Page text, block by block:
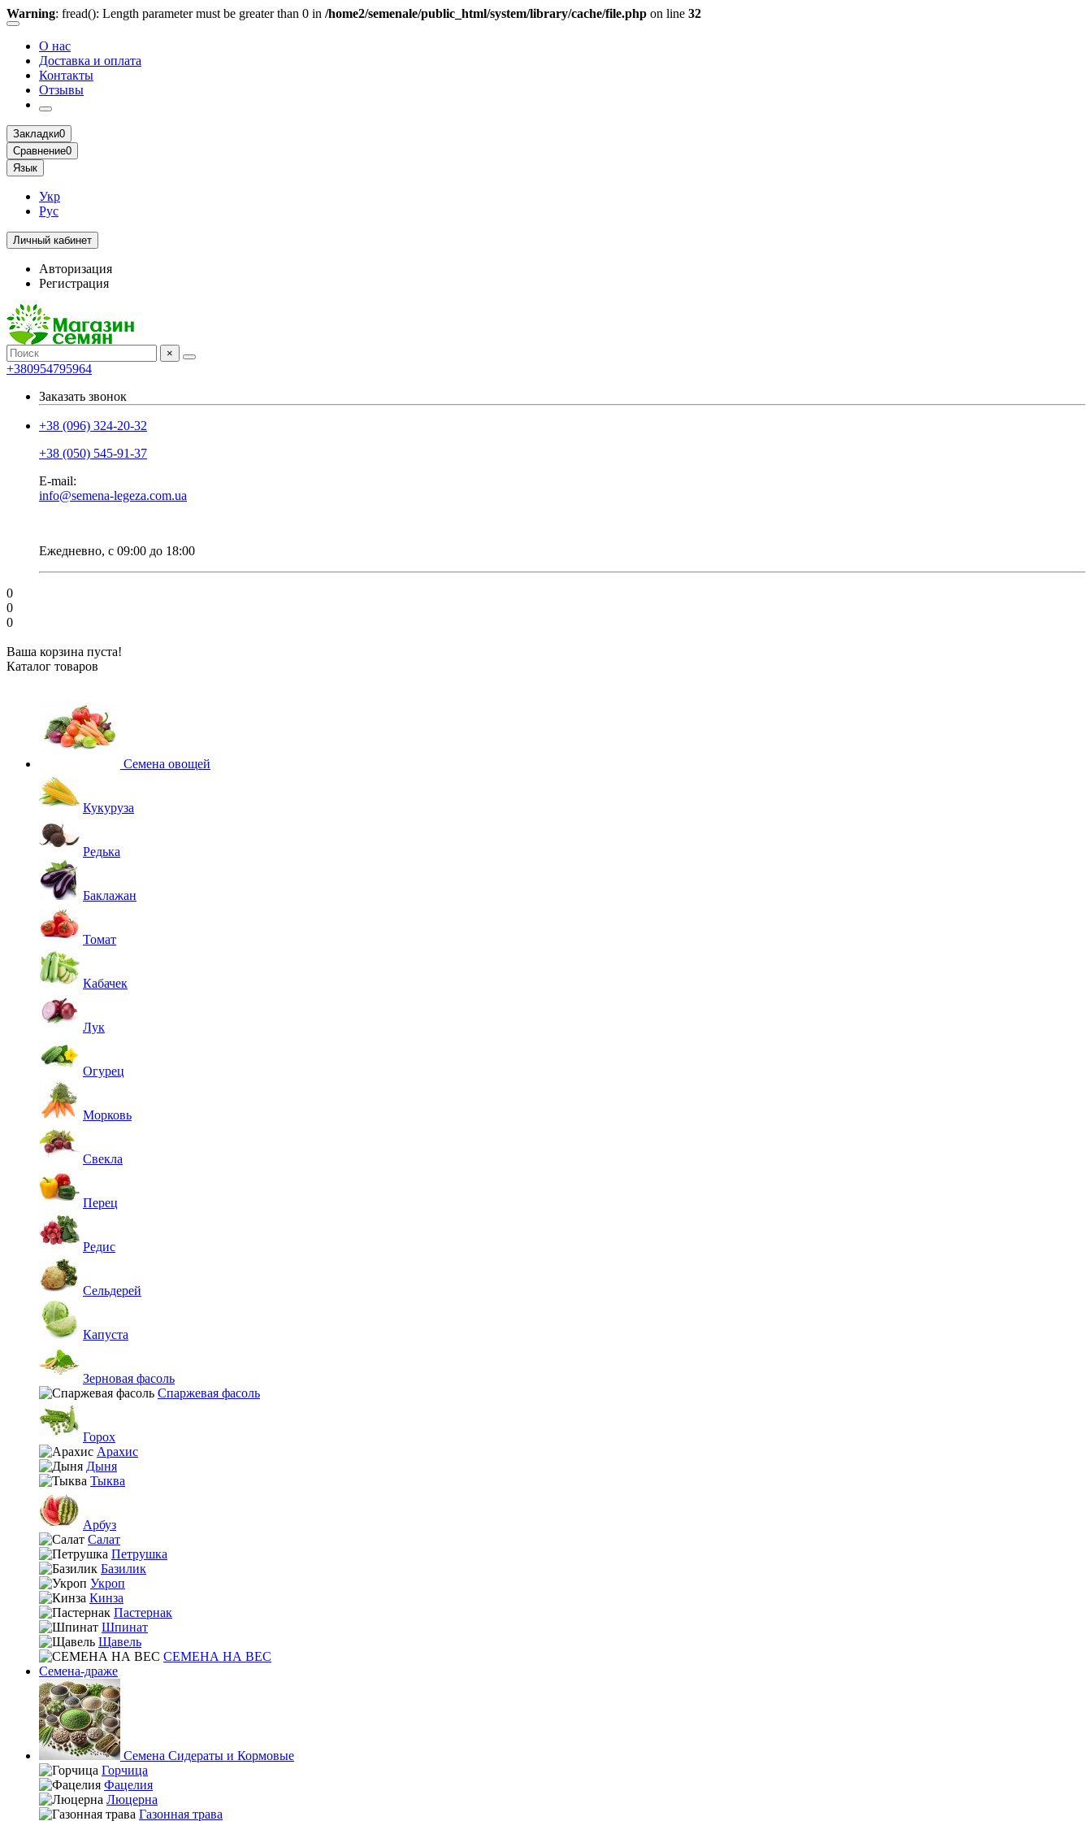
Warning: fread(): Length parameter must be greater than 0 in /home2/semenale/public_html/system/library/cache/file.php on line 32
О нас
Доставка и оплата
Контакты
Отзывы
Закладки0
Сравнение0
Язык
Укр
Рус
Личный кабинет
Авторизация
Регистрация
×
+380954795964
Заказать звонок
+38 (096) 324-20-32
+38 (050) 545-91-37
E-mail:
info@semena-legeza.com.ua
Ежедневно, с 09:00 до 18:00
0
0
0
Ваша корзина пуста!
Каталог товаров
Семена овощей
Кукуруза
Редька
Баклажан
Томат
Кабачек
Лук
Огурец
Морковь
Свекла
Перец
Редис
Сельдерей
Капуста
Зерновая фасоль
Спаржевая фасоль
Горох
Арахис
Дыня
Тыква
Арбуз
Салат
Петрушка
Базилик
Укроп
Кинза
Пастернак
Шпинат
Щавель
СЕМЕНА НА ВЕС
Семена-драже
Семена Сидераты и Кормовые
Горчица
Фацелия
Люцерна
Газонная трава